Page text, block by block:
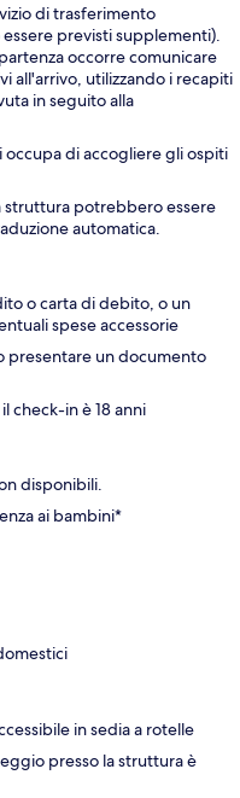
di trasferimento
previsti supplementi).
occorre comunicare
all'arrivo, utilizzando i recapiti
in seguito alla
occupa di accogliere gli ospiti
struttura potrebbero essere
automatica.
o carta di debito, o un
spese accessorie
presentare un documento
check-in è 18 anni
disponibili.
ai bambini*
in sedia a rotelle
presso la struttura è